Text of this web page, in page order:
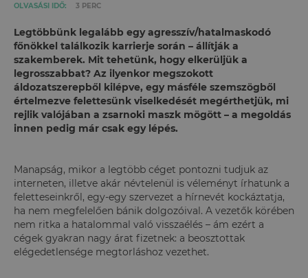
OLVASÁSI IDŐ: 3 PERC
Legtöbbünk legalább egy agresszív/hatalmaskodó
főnökkel találkozik karrierje során – állítják a
szakemberek. Mit tehetünk, hogy elkerüljük a
legrosszabbat? Az ilyenkor megszokott
áldozatszerepből kilépve, egy másféle szemszögből
értelmezve felettesünk viselkedését megérthetjük, mi
rejlik valójában a zsarnoki maszk mögött – a megoldás
innen pedig már csak egy lépés.
Manapság, mikor a legtöbb céget pontozni tudjuk az
interneten, illetve akár névtelenül is véleményt írhatunk a
feletteseinkről, egy-egy szervezet a hírnevét kockáztatja,
ha nem megfelelően bánik dolgozóival. A vezetők körében
nem ritka a hatalommal való visszaélés – ám ezért a
cégek gyakran nagy árat fizetnek: a beosztottak
elégedetlensége megtorláshoz vezethet.